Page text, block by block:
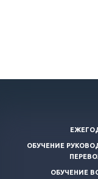
ОБУЧЕНИЕ
ОБУЧЕНИЕ